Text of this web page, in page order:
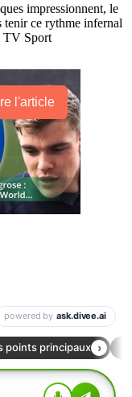
impressionnent, le
tenir ce rythme infernal
TV Sport
l'article